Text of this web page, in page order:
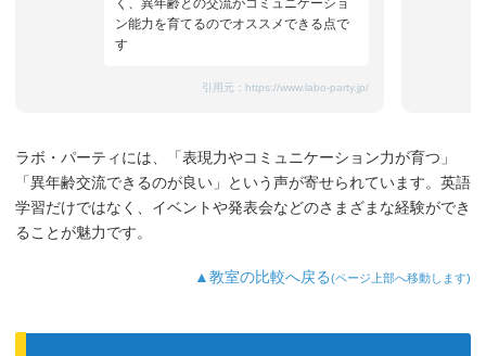
く、異年齢との交流がコミュニケーショ
ン能力を育てるのでオススメできる点で
す
引用元： https://www.labo-party.jp/
ラボ・パーティには、「表現力やコミュニケーション力が育つ」
「異年齢交流できるのが良い」という声が寄せられています。英語
学習だけではなく、イベントや発表会などのさまざまな経験ができ
ることが魅力です。
▲教室の比較へ戻る(ページ上部へ移動します)